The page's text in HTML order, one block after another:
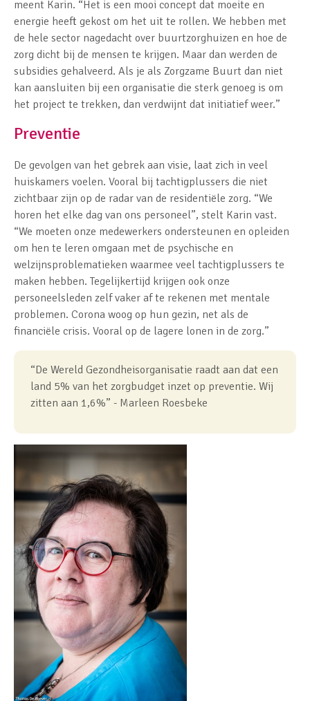
meent Karin. “Het is een mooi concept dat moeite en
energie heeft gekost om het uit te rollen. We hebben met
de hele sector nagedacht over buurtzorghuizen en hoe de
zorg dicht bij de mensen te krijgen. Maar dan werden de
subsidies gehalveerd. Als je als Zorgzame Buurt dan niet
kan aansluiten bij een organisatie die sterk genoeg is om
het project te trekken, dan verdwijnt dat initiatief weer.”
Preventie
De gevolgen van het gebrek aan visie, laat zich in veel
huiskamers voelen. Vooral bij tachtigplussers die niet
zichtbaar zijn op de radar van de residentiële zorg. “We
horen het elke dag van ons personeel”, stelt Karin vast.
“We moeten onze medewerkers ondersteunen en opleiden
om hen te leren omgaan met de psychische en
welzijnsproblematieken waarmee veel tachtigplussers te
maken hebben. Tegelijkertijd krijgen ook onze
personeelsleden zelf vaker af te rekenen met mentale
problemen. Corona woog op hun gezin, net als de
financiële crisis. Vooral op de lagere lonen in de zorg.”
“De Wereld Gezondheisorganisatie raadt aan dat een
land 5% van het zorgbudget inzet op preventie. Wij
zitten aan 1,6%” - Marleen Roesbeke